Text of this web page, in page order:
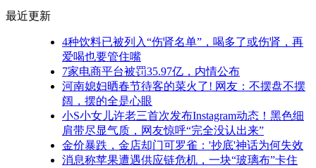
最近更新
4种饮料已被列入“伤肾名单”，喝多了或伤肾，再
爱喝也要管住嘴
7家电商平台被罚35.97亿，内情公布
河南媳妇晒春节待客的菜火了! 网友：不摆盘不摆
阔，摆的全是心眼
小S小女儿许老三首次发布Instagram动态！黑色细
肩带尽显气质，网友惊呼“完全没认出来”
金价暴跌，金店却门可罗雀：'抄底'神话为何失效
消息称苹果遭遇供应链危机，一块“玻璃布”卡住